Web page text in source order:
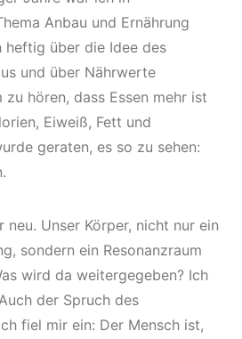
Anbau und Ernährung
über die Idee des
und über Nährwerte
hören, dass Essen mehr ist
Eiweiß, Fett und
geraten, es so zu sehen:
neu. Unser Körper, nicht nur ein
sondern ein Resonanzraum
wird da weitergegeben? Ich
der Spruch des
fiel mir ein: Der Mensch ist,